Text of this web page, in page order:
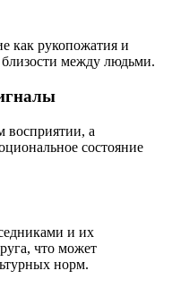
как рукопожатия и
между людьми.
восприятии, а
состояние
и их
что может
норм.